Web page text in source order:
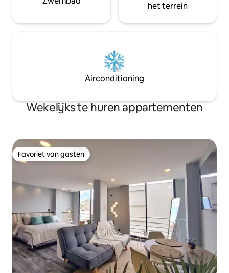
het terrein
Airconditioning
Wekelijks te huren appartementen
Favoriet van gasten
Favoriet van gasten